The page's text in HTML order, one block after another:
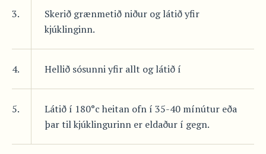
3.
Skerið grænmetið niður og látið yfir
kjúklinginn.
4. Hellið sósunni yfir allt og látið í
5.
Látið í 180°c heitan ofn í 35-40 mínútur eða
þar til kjúklingurinn er eldaður í gegn.